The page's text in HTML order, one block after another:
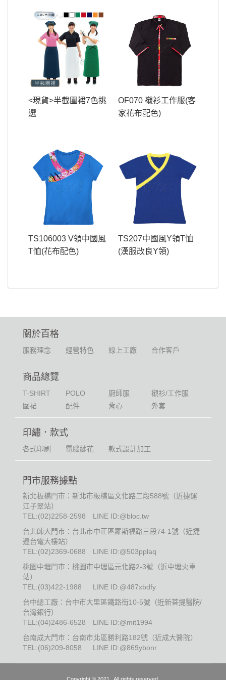
<現貨>半截圍裙7色挑
選
OF070 襯衫工作服(客
家花布配色)
TS106003 V領中國風
T恤(花布配色)
TS207中國風Y領T恤
(漢服改良Y領)
關於百格
服務理念 經營特色 線上工廠 合作客戶
商品總覽
T-SHIRT POLO 廚師服
襯衫/工作服
圍裙
配件 背心 外套
印繡．款式
各式印刷 電腦繡花 款式設計加工
門市服務據點
新北板橋門市：新北市板橋區文化路二段588號（近捷運
江子翠站）
TEL:(02)2258-2598
LINE ID:@bloc.tw
台北師大門市：台北市中正區羅斯福路三段74-1號（近捷
運台電大樓站）
TEL:(02)2369-0688
LINE ID:@503pplaq
桃園中壢門市：桃園市中壢區元化路2-3號（近中壢火車
站）
TEL:(03)422-1988
LINE ID:@487xbdfy
台中總工廠：台中市大里區鐵路街10-5號（近新菩提醫院/
台灣銀行）
TEL:(04)2486-6528
LINE ID:@mit1994
台南成大門市：台南市北區勝利路182號（近成大醫院）
TEL:(06)209-8058 LINE ID:@869ybonr